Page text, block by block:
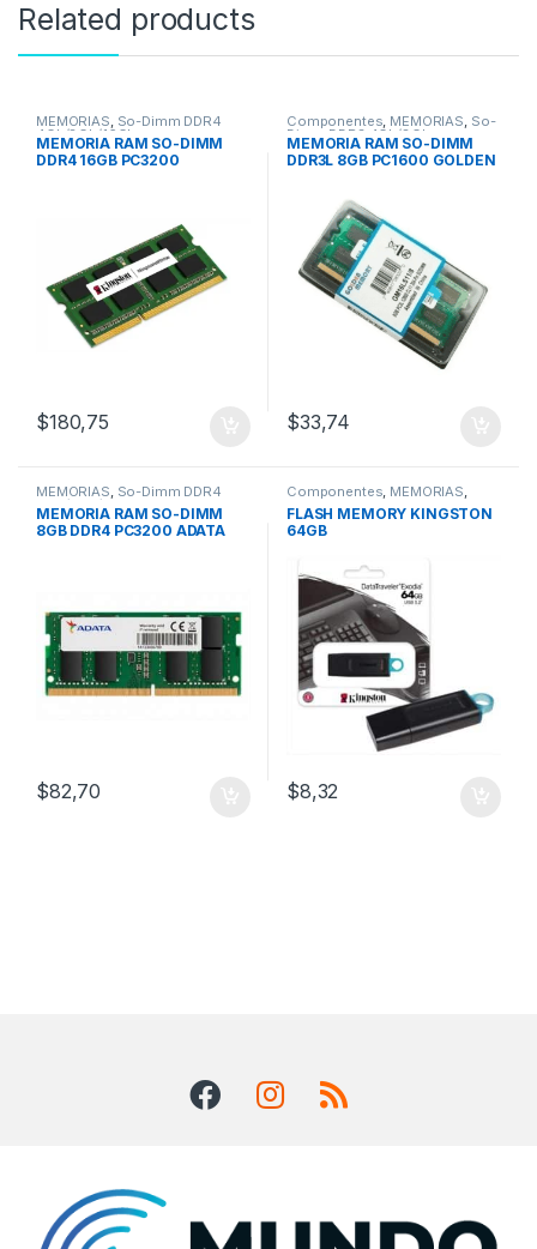
Related products
MEMORIAS, So-Dimm DDR4
4Gb/8Gb/16Gb
MEMORIA RAM SO-DIMM
DDR4 16GB PC3200
$180,75
Componentes, MEMORIAS, So-
Dimm DDR3 4Gb/8Gb
MEMORIA RAM SO-DIMM
DDR3L 8GB PC1600 GOLDEN
$33,74
MEMORIAS, So-Dimm DDR4
4Gb/8Gb/16Gb
MEMORIA RAM SO-DIMM
8GB DDR4 PC3200 ADATA
$82,70
Componentes, MEMORIAS,
Memorias USB
FLASH MEMORY KINGSTON
64GB
$8,32